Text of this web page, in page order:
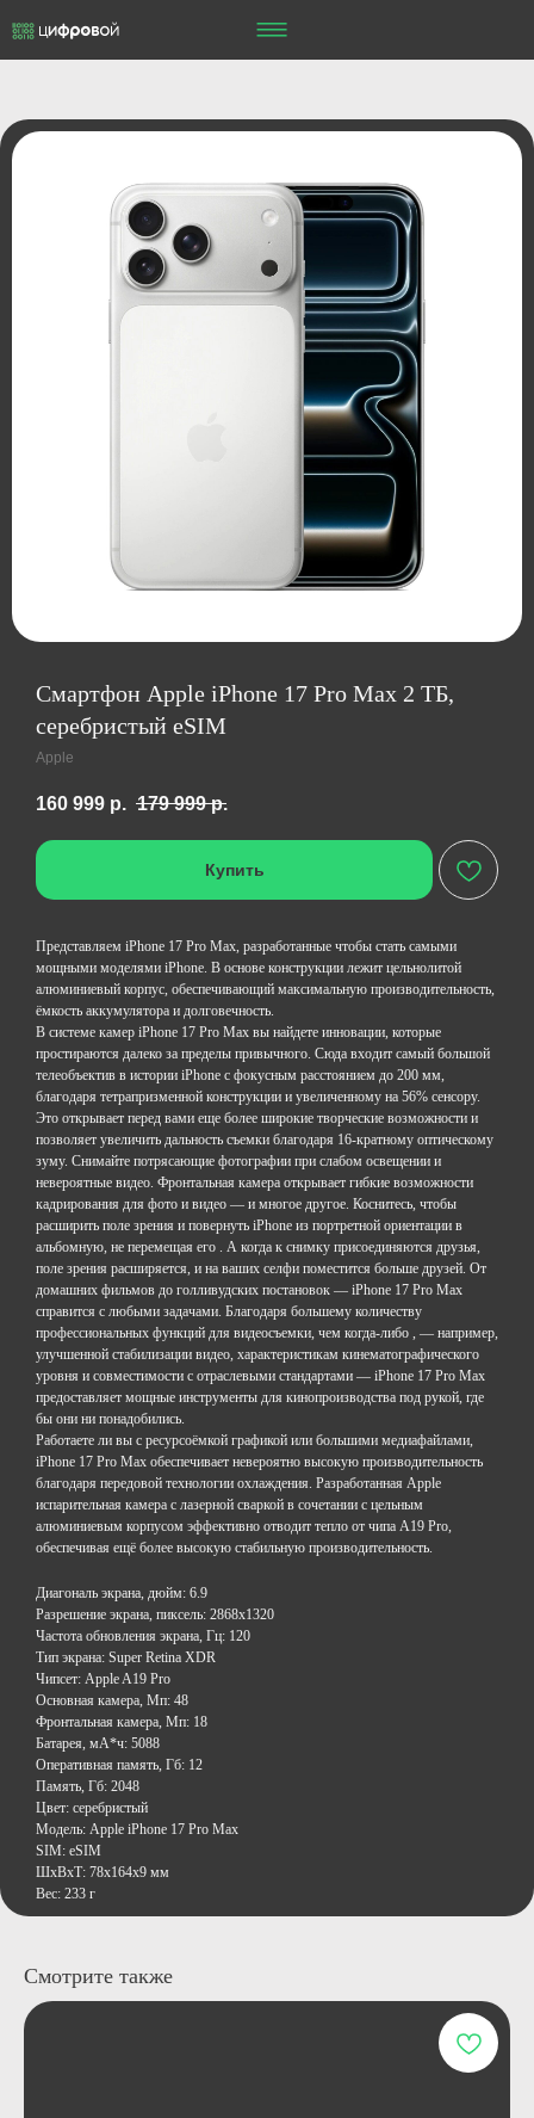
Смартфон Apple iPhone 17 Pro Max 2 ТБ,
серебристый eSIM
Apple
160 999 р. 179 999 р.
Купить
Представляем iPhone 17 Pro Max, разработанные чтобы стать самыми
мощными моделями iPhone. В основе конструкции лежит цельнолитой
алюминиевый корпус, обеспечивающий максимальную производительность,
ёмкость аккумулятора и долговечность.
В системе камер iPhone 17 Pro Max вы найдете инновации, которые
простираются далеко за пределы привычного. Сюда входит самый большой
телеобъектив в истории iPhone с фокусным расстоянием до 200 мм,
благодаря тетрапризменной конструкции и увеличенному на 56% сенсору.
Это открывает перед вами еще более широкие творческие возможности и
позволяет увеличить дальность съемки благодаря 16-кратному оптическому
зуму. Снимайте потрясающие фотографии при слабом освещении и
невероятные видео. Фронтальная камера открывает гибкие возможности
кадрирования для фото и видео — и многое другое. Коснитесь, чтобы
расширить поле зрения и повернуть iPhone из портретной ориентации в
альбомную, не перемещая его . А когда к снимку присоединяются друзья,
поле зрения расширяется, и на ваших селфи поместится больше друзей. От
домашних фильмов до голливудских постановок — iPhone 17 Pro Max
справится с любыми задачами. Благодаря большему количеству
профессиональных функций для видеосъемки, чем когда-либо , — например,
улучшенной стабилизации видео, характеристикам кинематографического
уровня и совместимости с отраслевыми стандартами — iPhone 17 Pro Max
предоставляет мощные инструменты для кинопроизводства под рукой, где
бы они ни понадобились.
Работаете ли вы с ресурсоёмкой графикой или большими медиафайлами,
iPhone 17 Pro Max обеспечивает невероятно высокую производительность
благодаря передовой технологии охлаждения. Разработанная Apple
испарительная камера с лазерной сваркой в ​​сочетании с цельным
алюминиевым корпусом эффективно отводит тепло от чипа A19 Pro,
обеспечивая ещё более высокую стабильную производительность.
Диагональ экрана, дюйм: 6.9
Разрешение экрана, пиксель: 2868x1320
Частота обновления экрана, Гц: 120
Тип экрана: Super Retina XDR
Чипсет: Apple A19 Pro
Основная камера, Мп: 48
Фронтальная камера, Мп: 18
Батарея, мА*ч: 5088
Оперативная память, Гб: 12
Память, Гб: 2048
Цвет: серебристый
Модель: Apple iPhone 17 Pro Max
SIM: eSIM
ШxВxТ: 78x164x9 мм
Вес: 233 г
Смотрите также